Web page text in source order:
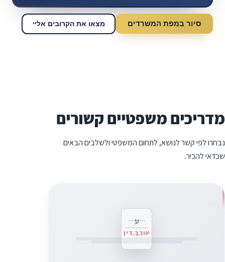
סיור במפת המשרדים מצאו את הקרובים אליי
מדריכים משפטיים קשורים
נבחרו לפי קשר לנושא, לתחום המשפטי ולשלבים הבאים
שכדאי להכיר.
ע
עורך דין